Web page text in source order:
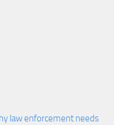
law enforcement needs